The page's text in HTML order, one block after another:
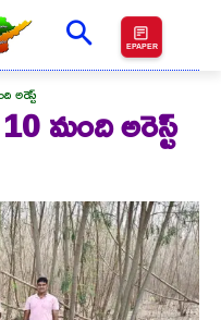
EPAPER
అరెస్ట్మంది అరెస్ట్